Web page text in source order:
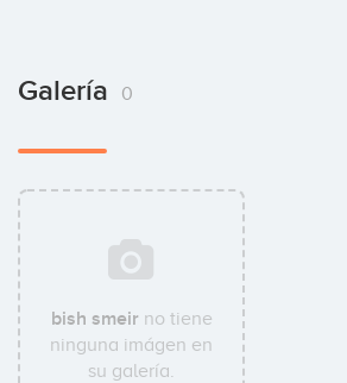
Galería 0
bish smeir no tiene
ninguna imágen en
su galería.